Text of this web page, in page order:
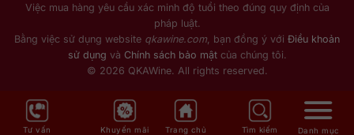
Việc mua hàng yêu cầu xác minh độ tuổi theo đúng quy định của
pháp luật.
Bằng việc sử dụng website qkawine.com , bạn đồng ý với Điều khoản
sử dụng và Chính sách bảo mậtcủa chúng tôi.
© 2026 QKAWine. All rights reserved.
Tư vấn Khuyến mãi Trang chủ Tìm kiếm Danh mục